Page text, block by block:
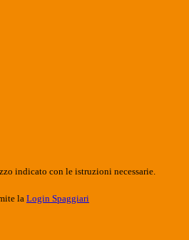
indicato con le istruzioni necessarie.
la Login Spaggiari